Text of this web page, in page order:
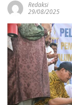
Redaksi
29/08/2025